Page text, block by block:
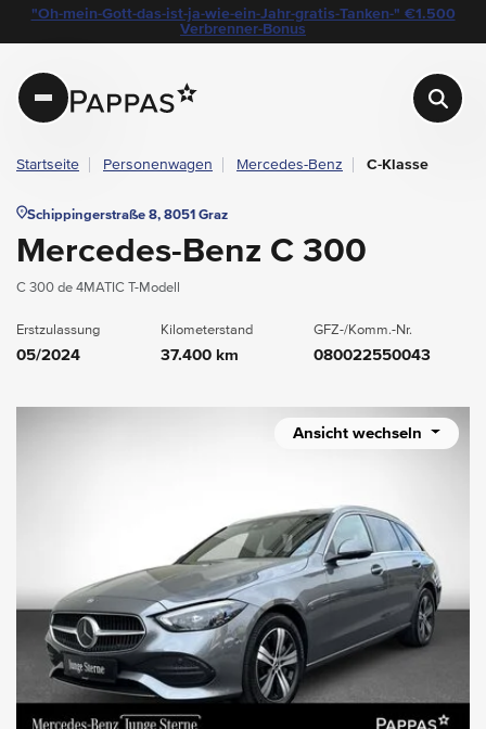
Navigation überspringen
Zum Hauptcontent
Zur Hauptnavigation springen
layout.table-of-content
Technische Daten
Fahrzeugausstattung
Leasing
Standort & Ansprechpartner
Garantie
Ihre Vorteile auf einen Blick
Das könnte Sie auch interessieren
Angebote & Aktionen bei Pappas
"Oh-mein-Gott-das-ist-ja-wie-ein-Jahr-gratis-Tanken-" €1.500
Verbrenner-Bonus
Pappas
Startseite Personenwagen Mercedes-Benz C-Klasse
Schippingerstraße 8, 8051 Graz
Mercedes-Benz C 300
C 300 de 4MATIC T-Modell
Erstzulassung
05/2024
Kilometerstand
37.400 km
GFZ-/Komm.-Nr.
080022550043
Ansicht wechseln